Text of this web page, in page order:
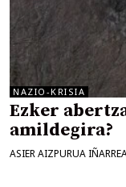
NAZIO-KRISIA
Ezker
amildegira?
ASIER AIZPURUA